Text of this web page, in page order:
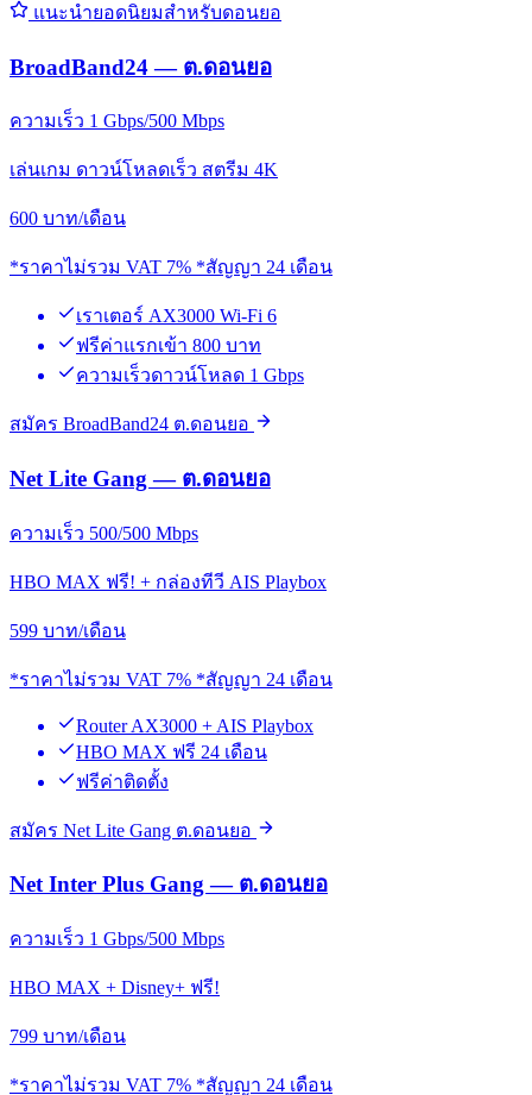
แนะนำยอดนิยมสำหรับดอนยอ
BroadBand24 — ต.ดอนยอ
ความเร็ว 1 Gbps/500 Mbps
เล่นเกม ดาวน์โหลดเร็ว สตรีม 4K
600 บาท/เดือน
*ราคาไม่รวม VAT 7% *สัญญา 24 เดือน
เราเตอร์ AX3000 Wi-Fi 6
ฟรีค่าแรกเข้า 800 บาท
ความเร็วดาวน์โหลด 1 Gbps
สมัคร BroadBand24 ต.ดอนยอ
Net Lite Gang — ต.ดอนยอ
ความเร็ว 500/500 Mbps
HBO MAX ฟรี! + กล่องทีวี AIS Playbox
599 บาท/เดือน
*ราคาไม่รวม VAT 7% *สัญญา 24 เดือน
Router AX3000 + AIS Playbox
HBO MAX ฟรี 24 เดือน
ฟรีค่าติดตั้ง
สมัคร Net Lite Gang ต.ดอนยอ
Net Inter Plus Gang — ต.ดอนยอ
ความเร็ว 1 Gbps/500 Mbps
HBO MAX + Disney+ ฟรี!
799 บาท/เดือน
*ราคาไม่รวม VAT 7% *สัญญา 24 เดือน